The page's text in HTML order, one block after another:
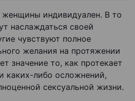
индивидуален. В то
наслаждаться своей
чувствуют полное
желания на протяжении
значение то, как протекает
каких-либо осложнений,
сексуальной жизни.